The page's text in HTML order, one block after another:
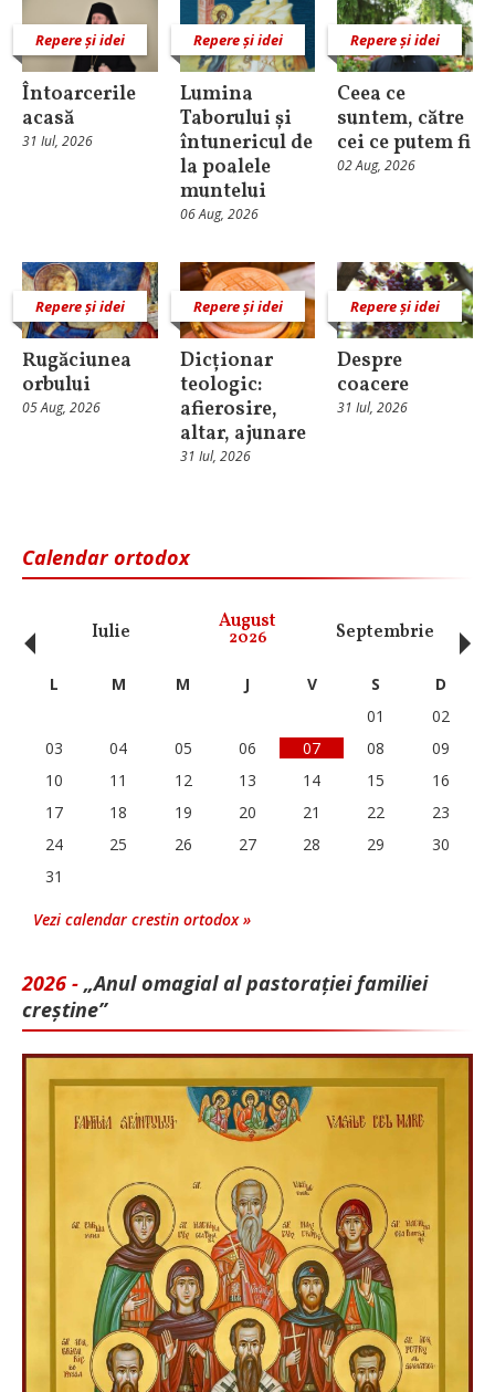
Repere și idei
Întoarcerile
acasă
31 Iul, 2026
Repere și idei
Lumina
Taborului și
întunericul de
la poalele
muntelui
06 Aug, 2026
Repere și idei
Ceea ce
suntem, către
cei ce putem fi
02 Aug, 2026
Repere și idei
Rugăciunea
orbului
05 Aug, 2026
Repere și idei
Dicționar
teologic:
afierosire,
altar, ajunare
31 Iul, 2026
Repere și idei
Despre
coacere
31 Iul, 2026
Calendar ortodox
Iulie August
2026 Septembrie
‹ L M M J V S
D
01
02
03
04 05 06 07 08
09
10
11 12 13 14 15
16
17
18 19 20 21 22
23
24
25 26 27 28 29
30
31
Vezi calendar crestin ortodox »
2026 - „Anul omagial al pastorației familiei
creștine”